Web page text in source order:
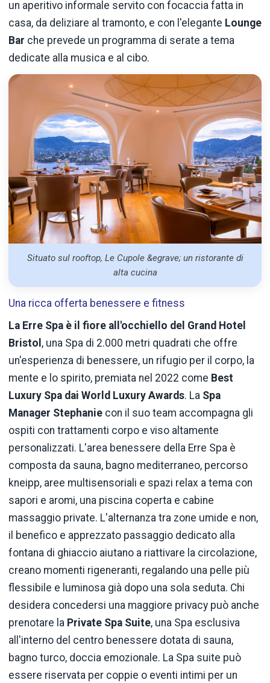
un aperitivo informale servito con focaccia fatta in
casa, da deliziare al tramonto, e con l'elegante Lounge
Bar che prevede un programma di serate a tema
dedicate alla musica e al cibo.
Situato sul rooftop, Le Cupole &egrave; un ristorante di
alta cucina
Una ricca offerta benessere e fitness
La Erre Spa è il fiore all'occhiello del Grand Hotel
Bristol , una Spa di 2.000 metri quadrati che offre
un'esperienza di benessere, un rifugio per il corpo, la
mente e lo spirito, premiata nel 2022 come Best
Luxury Spa dai World Luxury Awards. La Spa
Manager Stephanie con il suo team accompagna gli
ospiti con trattamenti corpo e viso altamente
personalizzati. L'area benessere della Erre Spa è
composta da sauna, bagno mediterraneo, percorso
kneipp, aree multisensoriali e spazi relax a tema con
sapori e aromi, una piscina coperta e cabine
massaggio private. L'alternanza tra zone umide e non,
il benefico e apprezzato passaggio dedicato alla
fontana di ghiaccio aiutano a riattivare la circolazione,
creano momenti rigeneranti, regalando una pelle più
flessibile e luminosa già dopo una sola seduta. Chi
desidera concedersi una maggiore privacy può anche
prenotare la Private Spa Suite, una Spa esclusiva
all'interno del centro benessere dotata di sauna,
bagno turco, doccia emozionale. La Spa suite può
essere riservata per coppie o eventi intimi per un